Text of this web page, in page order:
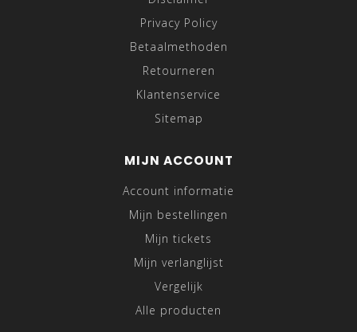
Privacy Policy
Betaalmethoden
Retourneren
Klantenservice
Sitemap
MIJN ACCOUNT
Account informatie
Mijn bestellingen
Mijn tickets
Mijn verlanglijst
Vergelijk
Alle producten